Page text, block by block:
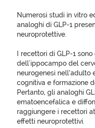
Numerosi studi in vitro
analoghi di GLP-1
neuroprotettive.
I recettori di GLP-1
dell'ippocampo del
neurogenesi nell’adulto
cognitiva e formazione
Pertanto, gli analoghi
ematoencefalica e
raggiungere i recettori
effetti neuroprotettivi.